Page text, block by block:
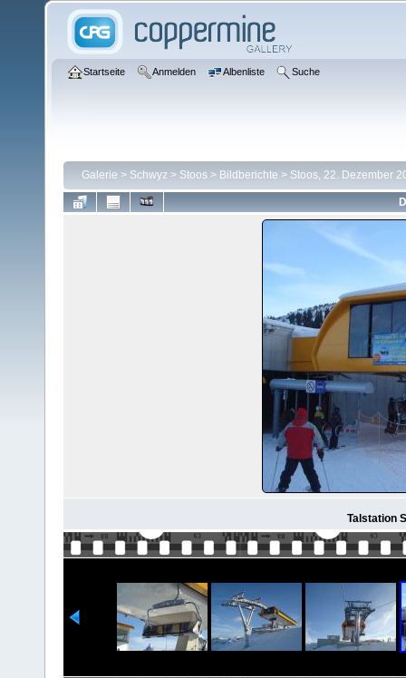
Startseite Anmelden Albenliste Suche
Galerie > Schwyz > Stoos > Bildberichte > Stoos, 22. Dezember
Talstation